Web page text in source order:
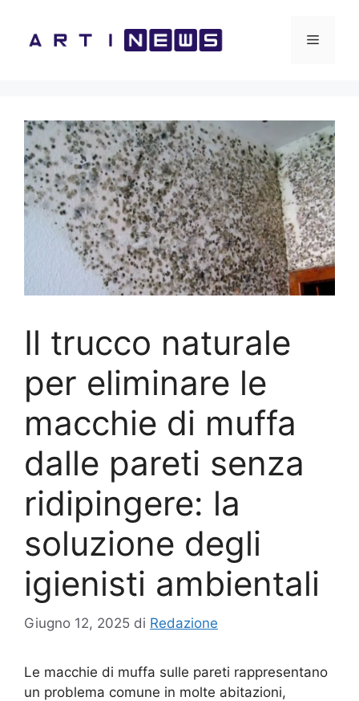
contenuto
Menu
Il trucco naturale
per eliminare le
macchie di muffa
dalle pareti senza
ridipingere: la
soluzione degli
igienisti ambientali
Giugno 12, 2025 di Redazione
Le macchie di muffa sulle pareti rappresentano
un problema comune in molte abitazioni,